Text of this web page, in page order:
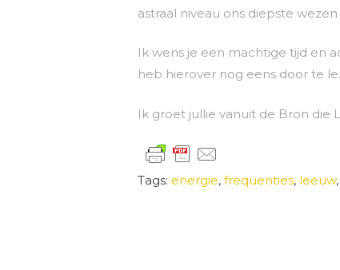
astraal niveau ons diepste
Ik wens je een machtige tijd en
heb hierover nog eens door te
Ik groet jullie vanuit de Bron die
Tags: energie, frequenties, leeuw,